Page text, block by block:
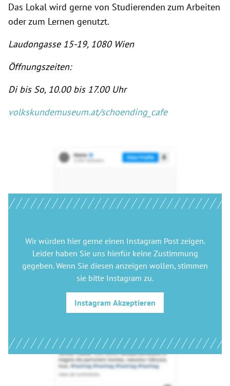
Das Lokal wird gerne von Studierenden zum Arbeiten
oder zum Lernen genutzt.
Laudongasse 15-19, 1080 Wien
Öffnungszeiten:
Di bis So, 10.00 bis 17.00 Uhr
volkskundemuseum.at/schoending_cafe
Wir würden hier gerne einen Instagram Postzeigen.
Leider haben Sie uns hierfür keine Zustimmung
gegeben. Wenn Sie diesen anzeigen wollen, stimmen
sie bitte Instagram zu.
Instagram Akzeptieren